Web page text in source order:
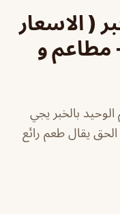
( الاسعار
مطاعم و
بالخبر يجي
الحق يقال طعم رائع